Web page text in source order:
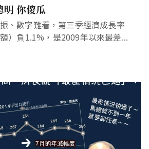
明 你傻瓜
、數字難看，第三季經濟成長率
額）負1.1%，是2009年以來最差...